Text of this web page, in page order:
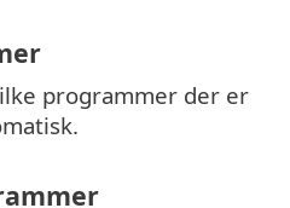
programmer der er